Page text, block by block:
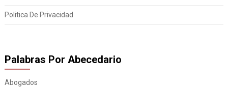
Politica De Privacidad
Palabras Por Abecedario
Abogados